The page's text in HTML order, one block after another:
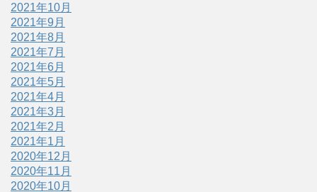
2021年10月
2021年9月
2021年8月
2021年7月
2021年6月
2021年5月
2021年4月
2021年3月
2021年2月
2021年1月
2020年12月
2020年11月
2020年10月